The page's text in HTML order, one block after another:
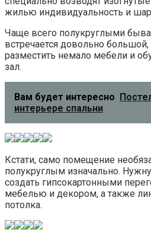
жилью индивидуальность и
Чаще всего полукруглыми
встречается довольно большой,
разместить немало мебели и
зал.
Вам будет интересно
интерьере спальни
Кстати, само помещение
полукруглым изначально.
создать гипсокартонными
мебелью и декором, а также
потолка.